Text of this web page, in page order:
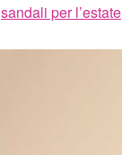
sandali per l’estate